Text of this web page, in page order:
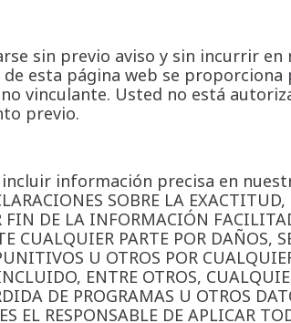
sin previo aviso y sin incurrir en
esta página web se proporciona
vinculante. Usted no está
previo.
información precisa en
SOBRE LA
DE LA INFORMACIÓN
CUALQUIER PARTE POR DAÑOS,
U OTROS POR
ENTRE OTROS,
DE PROGRAMAS U OTROS
RESPONSABLE DE APLICAR